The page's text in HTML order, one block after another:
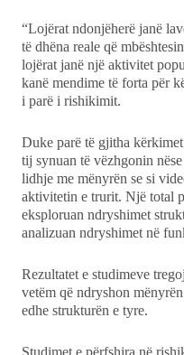
“Lojërat ndonjëherë janë
të dhëna reale që
lojërat janë një aktivitet
kanë mendime të forta për
i parë i rishikimit.
Duke parë të gjitha
tij synuan të vëzhgonin
lidhje me mënyrën se si
aktivitetin e trurit. Një total
eksploruan ndryshimet
analizuan ndryshimet në
Rezultatet e studimeve
vetëm që ndryshon
edhe strukturën e tyre.